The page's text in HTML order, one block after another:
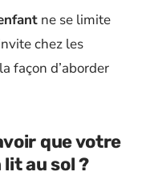
ne se limite
chez les
façon d’aborder
que votre
au sol ?